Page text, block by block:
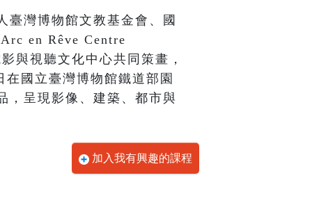
臺灣博物館文教基金會、國
en Rêve Centre
與視聽文化中心共同策畫，
國立臺灣博物館鐵道部園
，呈現影像、建築、都市與
加入我有興趣的課程